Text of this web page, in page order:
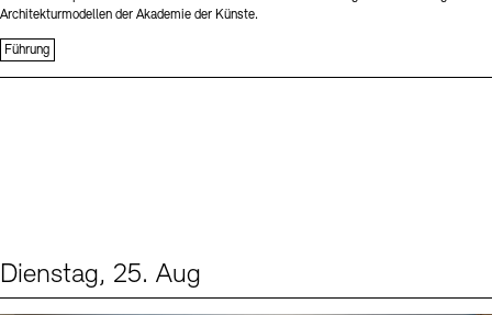
Architekturmodellen der Akademie der Künste.
Führung
Dienstag, 25. Aug